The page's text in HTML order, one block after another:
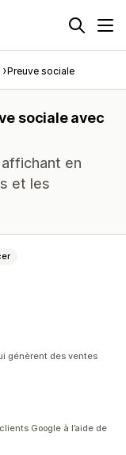
Preuve sociale
sociale avec
en
et les
génèrent des ventes
Google à l’aide de